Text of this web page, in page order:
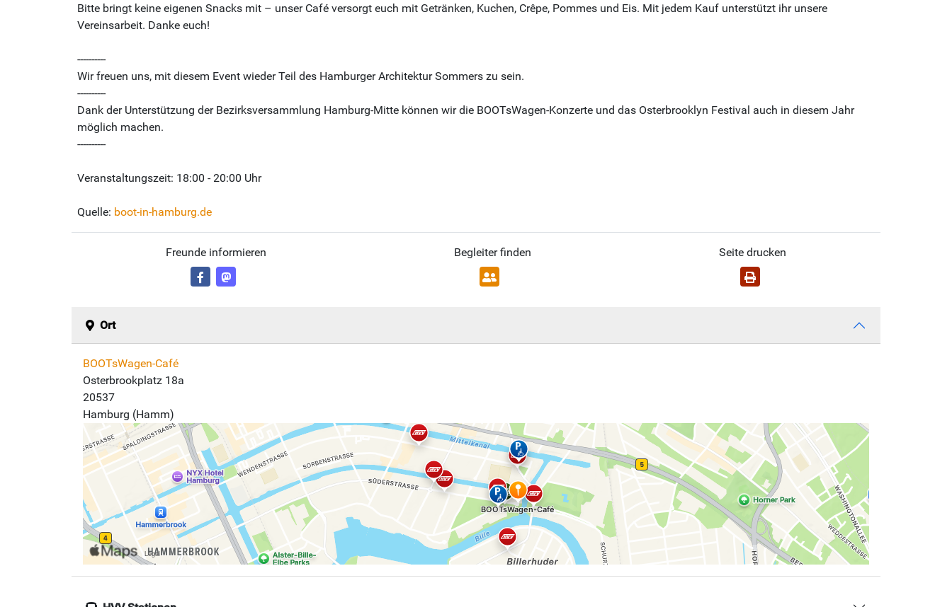
Bitte bringt keine eigenen Snacks mit – unser Café versorgt euch mit Getränken, Kuchen, Crêpe, Pommes und Eis. Mit jedem Kauf unterstützt ihr unsere
Vereinsarbeit. Danke euch!
----------
Wir freuen uns, mit diesem Event wieder Teil des Hamburger Architektur Sommers zu sein.
----------
Dank der Unterstützung der Bezirksversammlung Hamburg-Mitte können wir die BOOTsWagen-Konzerte und das Osterbrooklyn Festival auch in diesem Jahr
möglich machen.
----------
Veranstaltungszeit: 18:00 - 20:00 Uhr
Quelle: boot-in-hamburg.de
Freunde informieren Begleiter finden Seite drucken
Ort
BOOTsWagen-Café
Osterbrookplatz 18a
20537
Hamburg (Hamm)